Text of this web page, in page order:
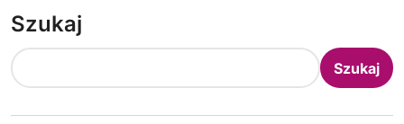
Szukaj
Szukaj